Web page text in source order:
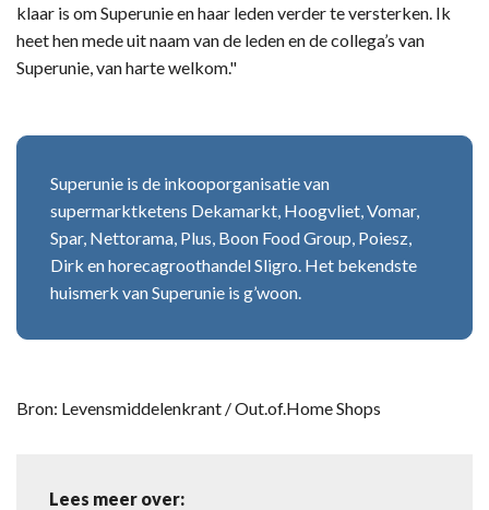
klaar is om Superunie en haar leden verder te versterken. Ik
heet hen mede uit naam van de leden en de collega’s van
Superunie, van harte welkom."
Superunie is de inkooporganisatie van
supermarktketens Dekamarkt, Hoogvliet, Vomar,
Spar, Nettorama, Plus, Boon Food Group, Poiesz,
Dirk en horecagroothandel Sligro. Het bekendste
huismerk van Superunie is g’woon.
Bron: Levensmiddelenkrant / Out.of.Home Shops
Lees meer over: